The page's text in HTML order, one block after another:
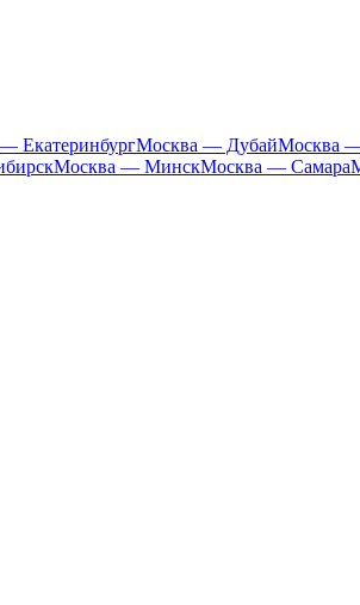
ЕкатеринбургМосква — ДубайМосква
Москва — МинскМосква — Самара